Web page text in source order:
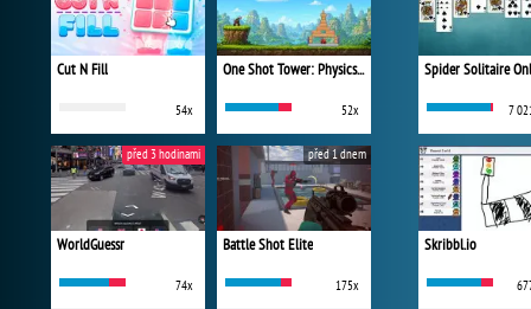
Cut N Fill
54x
One Shot Tower: Physics Destroyer
52x
WorldGuessr
74x
před 3 hodinami
Battle Shot Elite
175x
před 1 dnem
Spider Solitaire
7
Skribbl.io